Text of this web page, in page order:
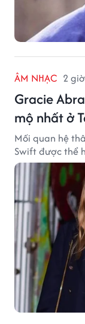
ÂM NHẠC 2
Gracie
mộ nhất ở
Mối quan hệ
Swift được thể